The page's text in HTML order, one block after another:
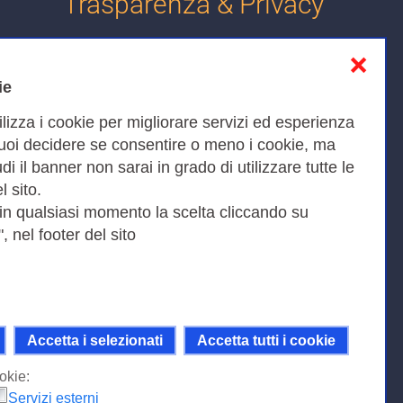
i cookie per migliorare servizi ed esperienza
decidere se consentire o meno i cookie, ma
il banner non sarai in grado di utilizzare tutte le
sito.
qualsiasi momento la scelta cliccando su
nel footer del sito
Accetta i selezionati Accetta tutti i cookie
❌
Servizi esterni
Amministrazione trasparente
Bandi di Gara
|
licenza Creative Commons